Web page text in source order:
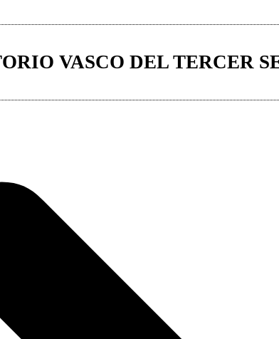
VASCO DEL TERCER